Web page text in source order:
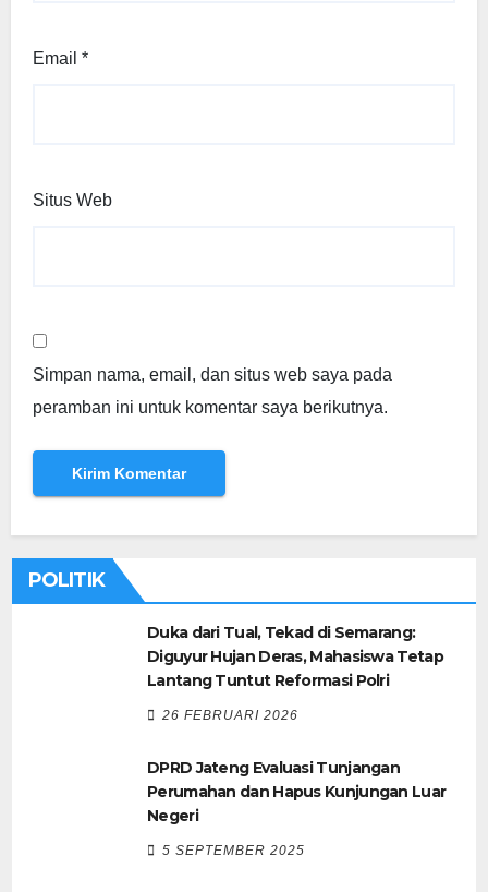
Email *
Situs Web
Simpan nama, email, dan situs web saya pada
peramban ini untuk komentar saya berikutnya.
POLITIK
Duka dari Tual, Tekad di Semarang:
Diguyur Hujan Deras, Mahasiswa Tetap
Lantang Tuntut Reformasi Polri
26 FEBRUARI 2026
DPRD Jateng Evaluasi Tunjangan
Perumahan dan Hapus Kunjungan Luar
Negeri
5 SEPTEMBER 2025